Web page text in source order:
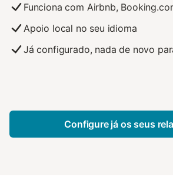
Funciona com Airbnb,
Apoio local no seu idioma
Já configurado, nada de novo
Configure já os seus